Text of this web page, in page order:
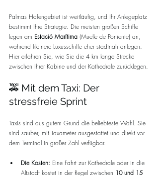
Palmas Hafengebiet ist weitläufig, und Ihr Anlegeplatz
bestimmt Ihre Strategie. Die meisten großen Schiffe
legen am Estació Marítima (Muelle de Poniente) an,
während kleinere Luxusschiffe eher stadtnah anlegen.
Hier erfahren Sie, wie Sie die 4 km lange Strecke
zwischen Ihrer Kabine und der Kathedrale zurücklegen.
🚕 Mit dem Taxi: Der
stressfreie Sprint
Taxis sind aus gutem Grund die beliebteste Wahl. Sie
sind sauber, mit Taxameter ausgestattet und direkt vor
dem Terminal in großer Zahl verfügbar.
Die Kosten: Eine Fahrt zur Kathedrale oder in die
Altstadt kostet in der Regel zwischen 10 und 15